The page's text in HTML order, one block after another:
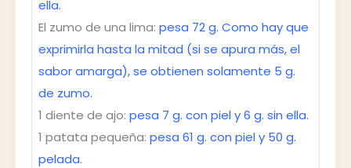
ella.
El zumo de una lima: pesa 72 g. Como hay que
exprimirla hasta la mitad (si se apura más, el
sabor amarga), se obtienen solamente 5 g.
de zumo.
1 diente de ajo: pesa 7 g. con piel y 6 g. sin ella.
1 patata pequeña: pesa 61 g. con piel y 50 g.
pelada.